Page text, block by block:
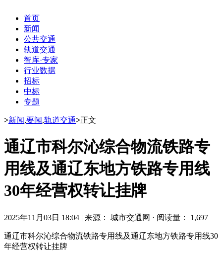
首页
新闻
公共交通
轨道交通
智库·专家
行业数据
招标
中标
专题
>新闻,要闻,轨道交通>正文
通辽市科尔沁综合物流铁路专
用线及通辽东地方铁路专用线
30年经营权转让挂牌
2025年11月03日 18:04 | 来源： 城市交通网 · 阅读量： 1,697
通辽市科尔沁综合物流铁路专用线及通辽东地方铁路专用线30
年经营权转让挂牌